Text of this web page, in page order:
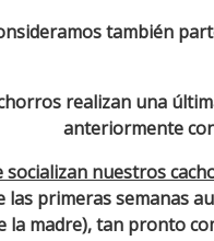
también
realizan una
anteriormente
socializan nuestros
las primeras semanas
la madre), tan pronto